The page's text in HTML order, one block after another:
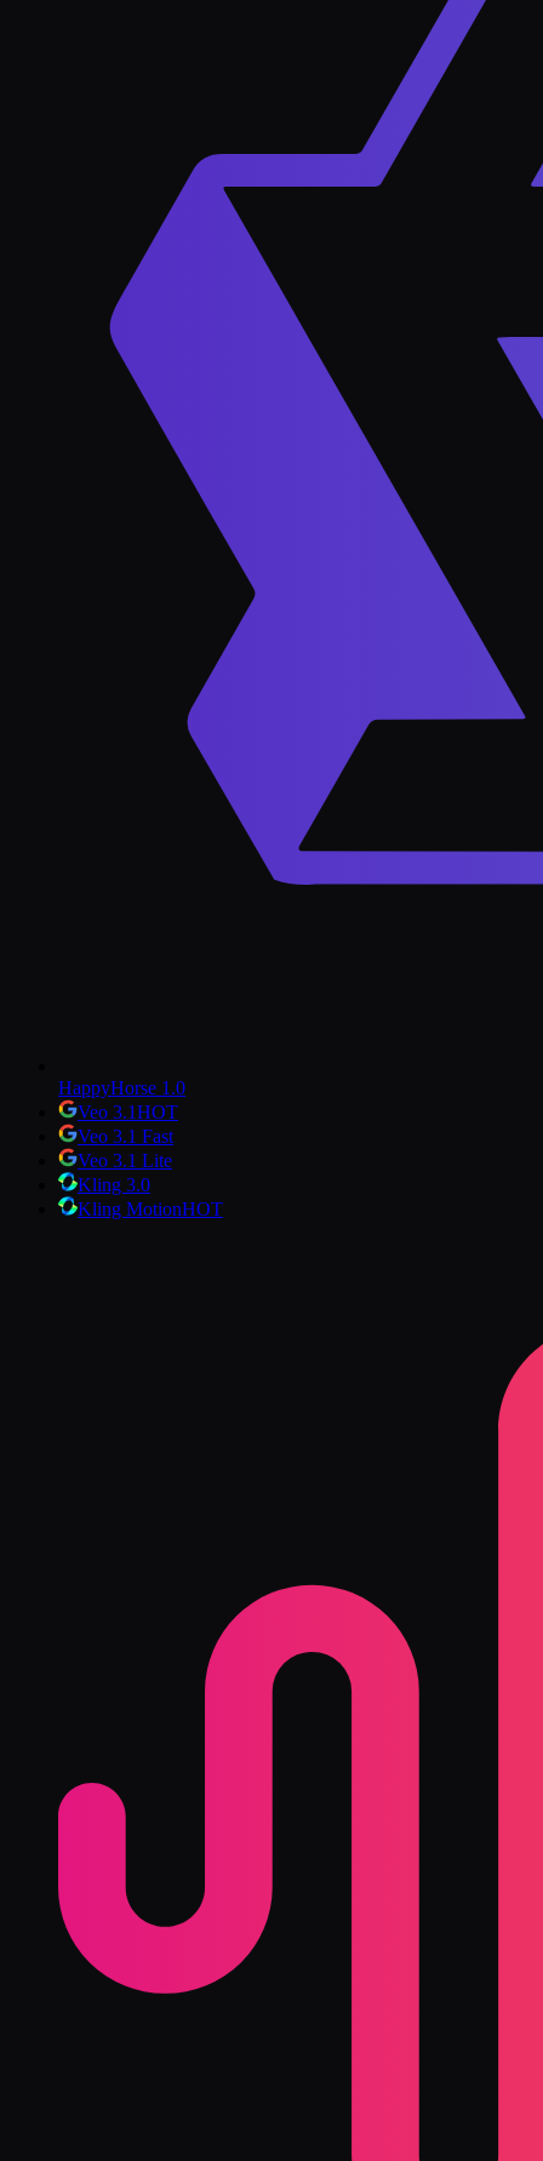
HappyHorse 1.0
Veo 3.1HOT
Veo 3.1 Fast
Veo 3.1 Lite
Kling 3.0
Kling MotionHOT